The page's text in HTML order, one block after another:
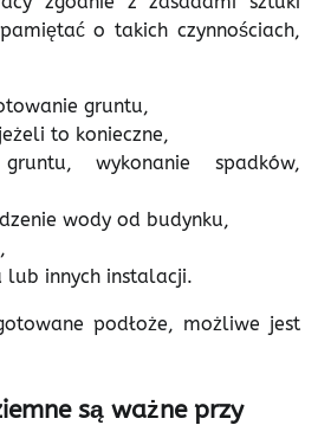
o takich czynnościach,
gruntu,
to konieczne,
wykonanie spadków,
wody od budynku,
innych instalacji.
podłoże, możliwe jest
są ważne przy